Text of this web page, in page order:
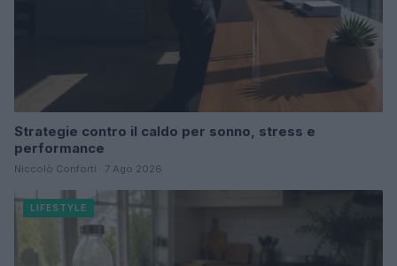
Strategie contro il caldo per sonno, stress e
performance
Niccolò Conforti · 7 Ago 2026
LIFESTYLE